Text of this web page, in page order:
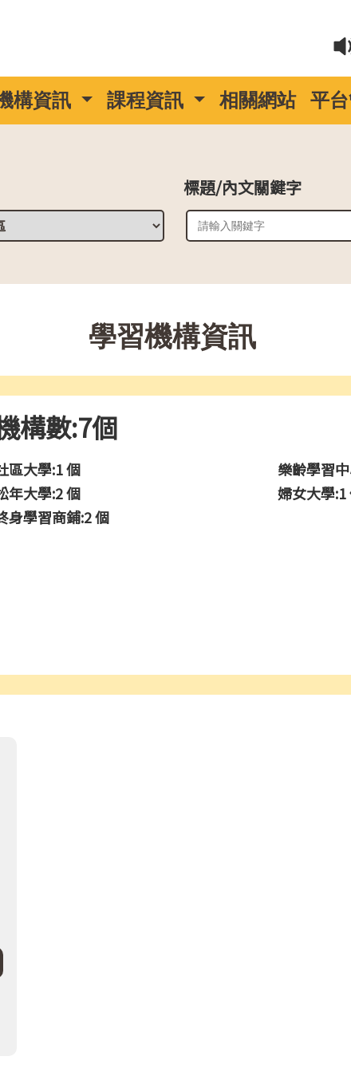
構資訊 課程資訊 相關網站 平
標題/內文關鍵字
學習機構資訊
構數:7個
區大學:1 個
樂齡學習
年大學:2 個
婦女大學:1
身學習商鋪:2 個